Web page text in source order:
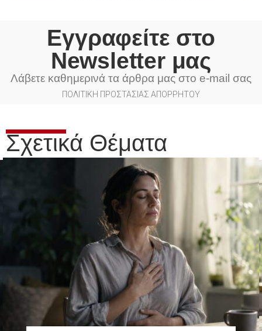
Εγγραφείτε στο
Newsletter μας
Λάβετε καθημερινά τα άρθρα μας στο e-mail σας
ΠΟΛΙΤΙΚΗ ΠΡΟΣΤΑΣΙΑΣ ΑΠΟΡΡΗΤΟΥ
Σχετικά Θέματα